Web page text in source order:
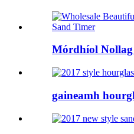
Mórdhíol
gaineamh